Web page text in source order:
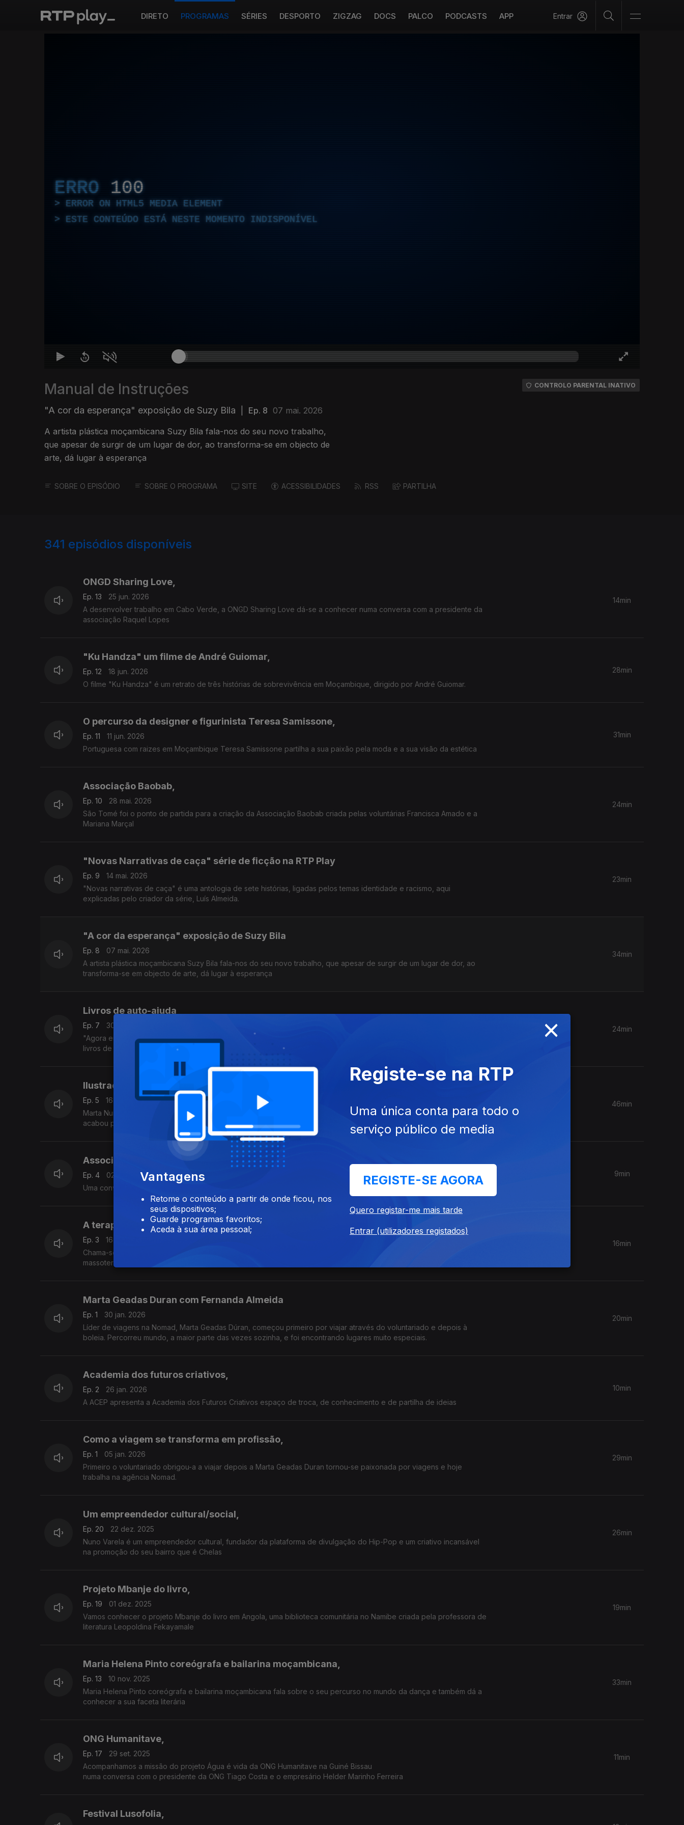
DIRETO PROGRAMAS SÉRIES DESPORTO ZIGZAG DOCS PALCO PODCASTS APP Entrar
ERRO 100
ERROR ON HTML5 MEDIA ELEMENT
ESTE CONTEÚDO ESTÁ NESTE MOMENTO INDISPONÍVEL
Manual de Instruções
"A cor da esperança" exposição de Suzy Bila Ep. 8 07 mai. 2026
A artista plástica moçambicana Suzy Bila fala-nos do seu novo trabalho,
que apesar de surgir de um lugar de dor, ao transforma-se em objecto de
arte, dá lugar à esperança
CONTROLO PARENTAL INATIVO
SOBRE O EPISÓDIO SOBRE O PROGRAMA SITE ACESSIBILIDADES RSS PARTILHA
341 episódios disponíveis
ONGD Sharing Love,
Ep. 13
25 jun. 2026
A desenvolver trabalho em Cabo Verde, a ONGD Sharing Love dá-se a conhecer numa conversa com a presidente da
associação Raquel Lopes
14min
"Ku Handza" um filme de André Guiomar,
Ep. 12
18 jun. 2026
O filme "Ku Handza" é um retrato de três histórias de sobrevivência em Moçambique, dirigido por André Guiomar.
28min
O percurso da designer e figurinista Teresa Samissone,
Ep. 11
11 jun. 2026
Portuguesa com raizes em Moçambique Teresa Samissone partilha a sua paixão pela moda e a sua visão da estética
31min
Associação Baobab,
Ep. 10
28 mai. 2026
São Tomé foi o ponto de partida para a criação da Associação Baobab criada pelas voluntárias Francisca Amado e a
Mariana Marçal
24min
"Novas Narrativas de caça" série de ficção na RTP Play
Ep. 9
14 mai. 2026
"Novas narrativas de caça" é uma antologia de sete histórias, ligadas pelos temas identidade e racismo, aqui
explicadas pelo criador da série, Luís Almeida.
23min
"A cor da esperança" exposição de Suzy Bila
Ep. 8
07 mai. 2026
A artista plástica moçambicana Suzy Bila fala-nos do seu novo trabalho, que apesar de surgir de um lugar de dor, ao
transforma-se em objecto de arte, dá lugar à esperança
34min
Livros de auto-ajuda
Ep. 7
30 abr. 2026
"Agora eu sei:51 lições de sabedoria" de Evelin Almeida e"100 afirmações transformadoras" de Adama Djaló, são dois
livros de auto-ajuda ferramentas para a transformação pessoal
24min
Ilustradora Marta Nunes,
Ep. 5
16 mar. 2026
Marta Nunes já se expressava no desenho, antes de se formar e exercer Arquitetura, A experiência profissional
acabou por não ser satisfatória e a Marta acabou por se dedicar inteiramente à ilustração
46min
Associação Ser Mais Dar Mais,
Ep. 4
02 mar. 2026
Uma conversa com Ana Lúcia Frutuoso Presidente da Associação Ser Mais Dar Mais
9min
A terapia na forma de um sonho,
Ep. 3
16 fev. 2026
Chama-se Kátia Nascimento mudou a sua vida e agora como empreendedora criou a Mandi's Care para através da
massoterapia cuidar dos outros.
16min
Marta Geadas Duran com Fernanda Almeida
Ep. 1
30 jan. 2026
Líder de viagens na Nomad, Marta Geadas Dúran, começou primeiro por viajar através do voluntariado e depois à
boleia. Percorreu mundo, a maior parte das vezes sozinha, e foi encontrando lugares muito especiais.
20min
Academia dos futuros criativos,
Ep. 2
26 jan. 2026
A ACEP apresenta a Academia dos Futuros Criativos espaço de troca, de conhecimento e de partilha de ideias
10min
Como a viagem se transforma em profissão,
Ep. 1
05 jan. 2026
Primeiro o voluntariado obrigou-a a viajar depois a Marta Geadas Duran tornou-se paixonada por viagens e hoje
trabalha na agência Nomad.
29min
Um empreendedor cultural/social,
Ep. 20
22 dez. 2025
Nuno Varela é um empreendedor cultural, fundador da plataforma de divulgação do Hip-Pop e um criativo incansável
na promoção do seu bairro que é Chelas
26min
Projeto Mbanje do livro,
Ep. 19
01 dez. 2025
Vamos conhecer o projeto Mbanje do livro em Angola, uma biblioteca comunitária no Namibe criada pela professora de
literatura Leopoldina Fekayamale
19min
Maria Helena Pinto coreógrafa e bailarina moçambicana,
Ep. 13
10 nov. 2025
Maria Helena Pinto coreógrafa e bailarina moçambicana fala sobre o seu percurso no mundo da dança e também dá a
conhecer a sua faceta literária
33min
ONG Humanitave,
Ep. 17
29 set. 2025
Acompanhamos a missão do projeto Água é vida da ONG Humanitave na Guiné Bissau
numa conversa com o presidente da ONG Tiago Costa e o empresário Helder Marinho Ferreira
11min
Festival Lusofolia,
×
Vantagens
Retome o conteúdo a partir de onde ficou, nos
seus dispositivos;
Guarde programas favoritos;
Aceda à sua área pessoal;
Registe-se na RTP
Uma única conta para todo o
serviço público de media
REGISTE-SE AGORA
Quero registar-me mais tarde
Entrar (utilizadores registados)